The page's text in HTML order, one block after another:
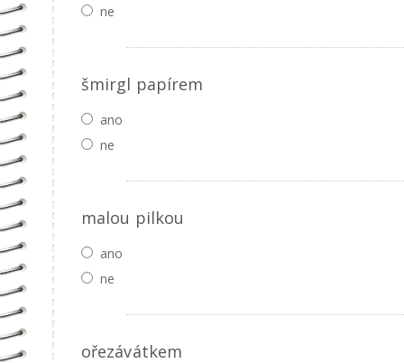
ne
šmirgl papírem
ano
ne
malou pilkou
ano
ne
ořezávátkem